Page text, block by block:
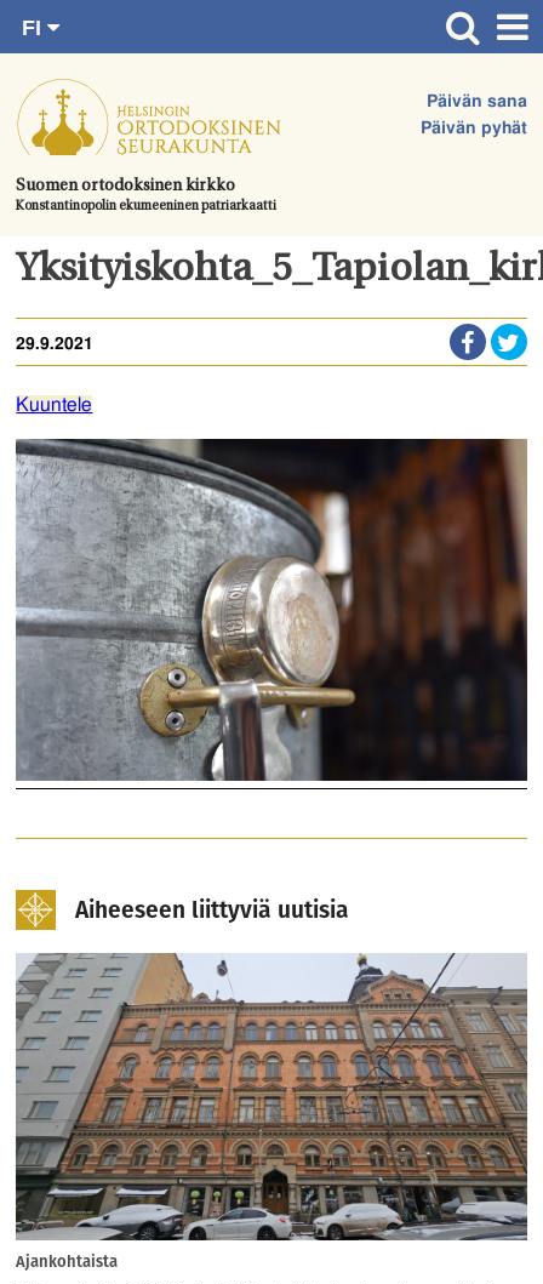
suoraan
sisältöön.
Suomen ortodoksinen kirkko
Konstantinopolin ekumeeninen patriarkaatti
Päivän sana
Päivän pyhät
FI
SV
EN
UA
Etusivu
Ajankohtaista
Juhlat & toimitukset
Kirkot
Tule mukaan
Hautausmaa
Yhteystiedot
29.9.2021
Kuuntele
Aiheeseen liittyviä uutisia
Ajankohtaista